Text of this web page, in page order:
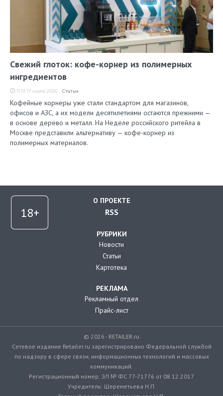
Свежий глоток: кофе-корнер из полимерных
ингредиентов
11:19, 17 июля 2026 Статьи
Кофейные корнеры уже стали стандартом для магазинов,
офисов и АЗС, а их модели десятилетиями остаются прежними —
в основе дерево и металл. На Неделе российского ритейла в
Москве представили альтернативу — кофе-корнер из
полимерных материалов.
О ПРОЕКТЕ
RSS
РУБРИКИ
Новости
Статьи
Картотека
РЕКЛАМА
Рекламный отдел
Прайс-лист
© 2026 - RETAILER.ru
Сетевое издание Retailer.ru зарегистрировано Федеральной службой
по надзору в сфере связи, информационных технологий и массовых
коммуникаций.
Регистрационный номер: ЭЛ № ФС 77-71776 от 08.12.2017
Учредитель: Шереметьева Н.П.